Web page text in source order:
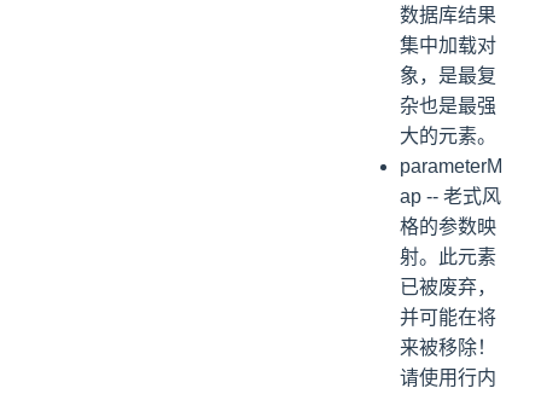
数据库结果
集中加载对
象，是最复
杂也是最强
大的元素。
parameterM
ap -- 老式风
格的参数映
射。此元素
已被废弃，
并可能在将
来被移除！
请使用行内